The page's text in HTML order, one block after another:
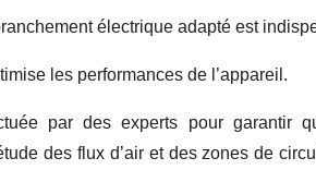
électrique adapté est
les performances de l’appareil.
par des experts pour garantir
des flux d’air et des zones de